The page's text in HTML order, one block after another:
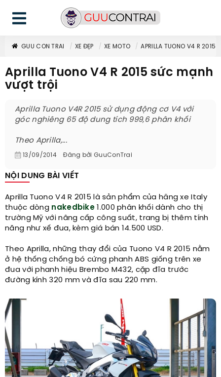
GUU CON TRAI XE ĐẸP XE MOTO APRILLA TUONO V4 R 2015
Aprilla Tuono V4 R 2015 sức mạnh
vượt trội
Aprilla Tuono V4R 2015 sử dụng động cơ V4 với
góc nghiêng 65 độ dung tích 999,6 phân khối
Theo Aprilla,...
13/09/2014 Đăng bởi GuuConTrai
NỘI DUNG BÀI VIẾT
Aprilla Tuono V4 R 2015 là sản phẩm của hãng xe Italy
thuộc dòng nakedbike 1.000 phân khối dành cho thị
trường Mỹ với nâng cấp công suất, trang bị thêm tính
năng như xế đua, kèm giá bán 14.500 USD.
Theo Aprilla, những thay đổi của Tuono V4 R 2015 nằm
ở hệ thống chống bó cứng phanh ABS giống trên xe
đua với phanh hiệu Brembo M432, cặp đĩa trước
đường kính 320 mm và đĩa sau 220 mm.